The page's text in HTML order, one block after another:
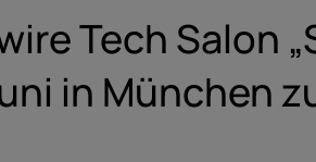
Tech Salon
in München